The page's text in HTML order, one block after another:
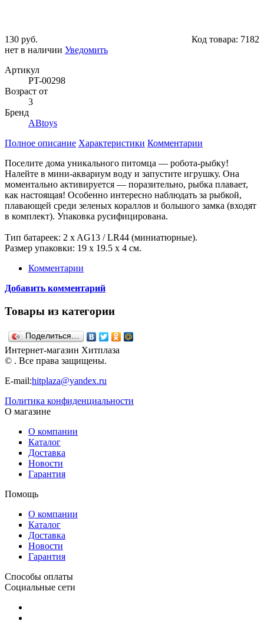
130 руб. Код товара: 7182
нет в наличии Уведомить
Артикул
PT-00298
Возраст от
3
Бренд
ABtoys
Полное описание Характеристики Комментарии
Поселите дома уникального питомца — робота-рыбку!
Налейте в мини-аквариум воду и запустите игрушку. Она
моментально активируется — поразительно, рыбка плавает,
как настоящая! Особенно интересно наблюдать за рыбкой,
плавающей среди зеленых кораллов и большого замка (входят
в комплект). Упаковка русифицирована.
Тип батареек: 2 x AG13 / LR44 (миниатюрные).
Размер упаковки: 19 х 19.5 х 4 см.
Комментарии
Добавить комментарий
Товары из категории
Поделиться…
Интернет-магазин Хитплаза
© . Все права защищены.
E-mail:hitplaza@yandex.ru
Политика конфиденциальности
О магазине
О компании
Каталог
Доставка
Новости
Гарантия
Помощь
О компании
Каталог
Доставка
Новости
Гарантия
Способы оплаты
Социальные сети